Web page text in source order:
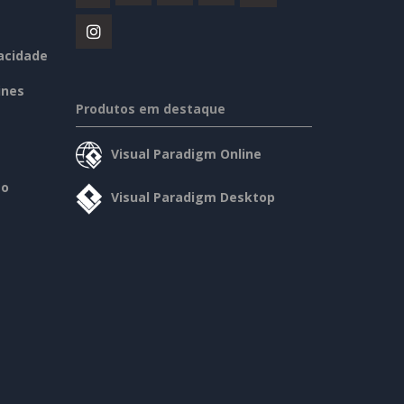
Produtos em destaque
Visual Paradigm Online
Visual Paradigm Desktop